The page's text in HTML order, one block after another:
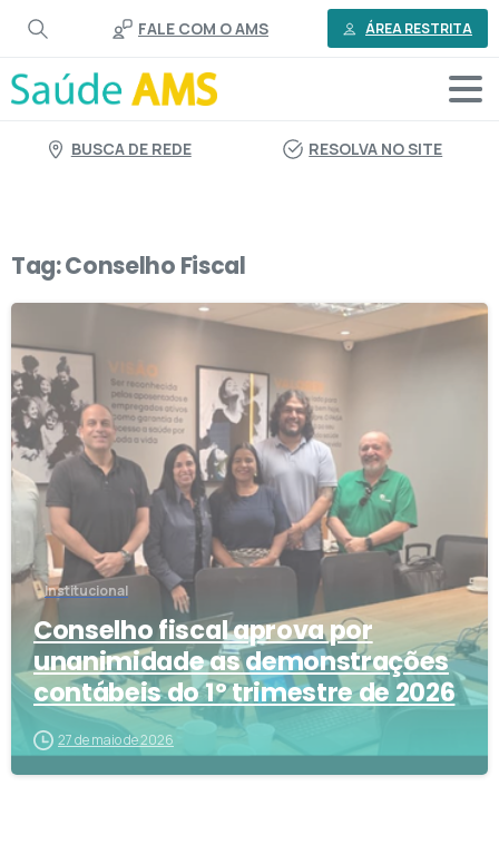
conteúdo
FALE COM O AMS ÁREA RESTRITA
BUSCA DE REDE RESOLVA NO SITE
Tag:Conselho Fiscal
Institucional
Conselho fiscal aprova por
unanimidade as demonstrações
contábeis do 1º trimestre de 2026
27 de maio de 2026